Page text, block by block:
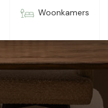
Woonkamers